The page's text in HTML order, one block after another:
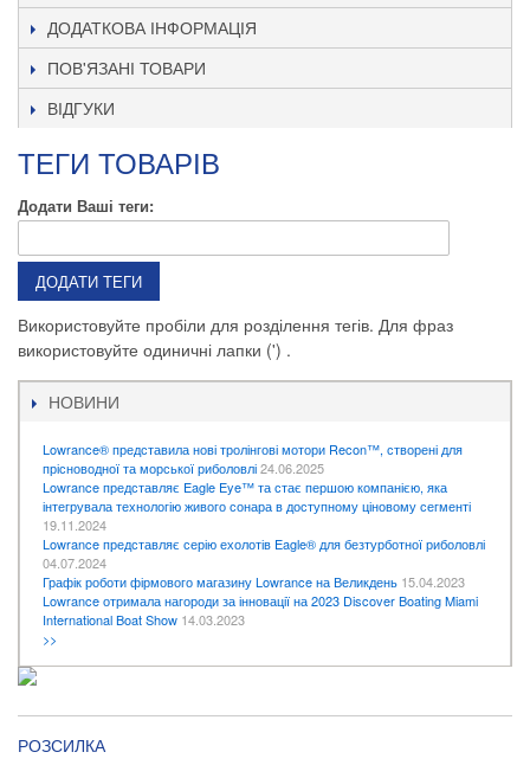
ДОДАТКОВА ІНФОРМАЦІЯ
ПОВ'ЯЗАНІ ТОВАРИ
ВІДГУКИ
ТЕГИ ТОВАРІВ
Додати Ваші теги:
ДОДАТИ ТЕГИ
Використовуйте пробіли для розділення тегів. Для фраз
використовуйте одиничні лапки (') .
НОВИНИ
Lowrance® представила нові тролінгові мотори Recon™, створені для
прісноводної та морської риболовлі24.06.2025
Lowrance представляє Eagle Eye™ та стає першою компанією, яка
інтегрувала технологію живого сонара в доступному ціновому сегменті
19.11.2024
Lowrance представляє серію ехолотів Eagle® для безтурботної риболовлі
04.07.2024
Графік роботи фірмового магазину Lowrance на Великдень 15.04.2023
Lowrance отримала нагороди за інновації на 2023 Discover Boating Miami
International Boat Show 14.03.2023
>>
РОЗСИЛКА